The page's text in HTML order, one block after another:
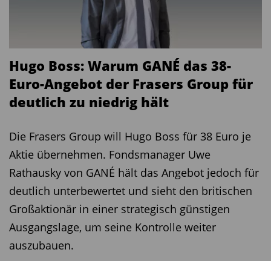
Konjunkturbarometers aus.
In den USA steht am Dienstag das
im Mittelpunkt
gehen die Analysten der Commerzbank von einer
stabilen Entwicklung aus
ebenfalls wohl wenig rosigen
Konjunkturprognose für Deutschland.
Am Donnerstag
folgt mit der Veröffentlichung
Instituts für Wirtschaftsforschung (DIW) ein
weiterer wichtiger Indikator für die
Hugo Boss: Warum GANÉ das 38-
Euro-Angebot der Frasers Group für
deutlich zu niedrig hält
Die Frasers Group will Hugo Boss für 38 Euro je
Aktie übernehmen. Fondsmanager Uwe
Rathausky von GANÉ hält das Angebot jedoch für
deutlich unterbewertet und sieht den britischen
Großaktionär in einer strategisch günstigen
Ausgangslage, um seine Kontrolle weiter
auszubauen.